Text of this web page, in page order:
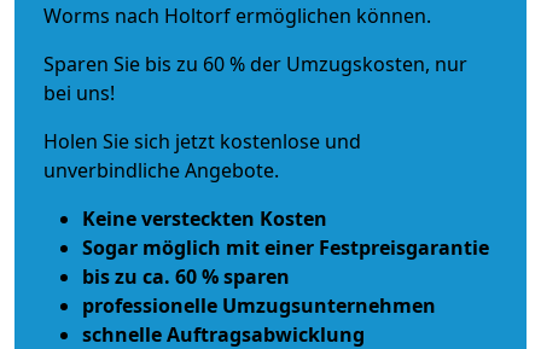
Worms nach Holtorf ermöglichen können.
Sparen Sie bis zu 60 % der Umzugskosten, nur
bei uns!
Holen Sie sich jetzt kostenlose und
unverbindliche Angebote.
Keine versteckten Kosten
Sogar möglich mit einer Festpreisgarantie
bis zu ca. 60 % sparen
professionelle Umzugsunternehmen
schnelle Auftragsabwicklung